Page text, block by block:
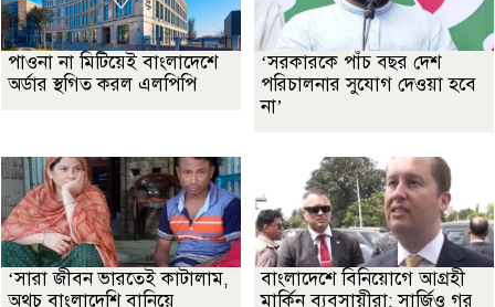
পাওনা না মিটিয়েই বাংলাদেশে
অর্ডার স্থগিত করল এলপিপি
‘সরকারকে পাঁচ বছর দেশ
পরিচালনার সুযোগ দেওয়া হবে
না’
‘সারা জীবন ভারতেই কাটালাম,
অথচ বাংলাদেশি বানিয়ে
বাংলাদেশে বিনিয়োগে আগ্রহী
মার্কিন ব্যবসায়ীরা: সার্জিও গর